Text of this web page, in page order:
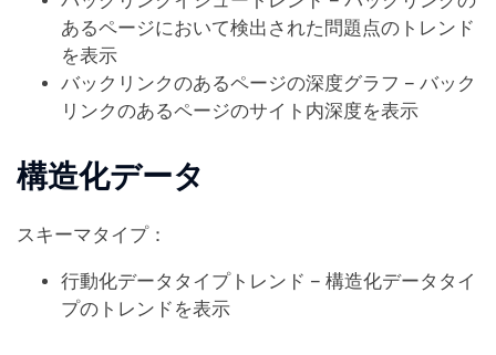
あるページにおいて検出された問題点のトレンド
を表示
バックリンクのあるページの深度グラフ – バック
リンクのあるページのサイト内深度を表示
構造化データ
スキーマタイプ：
行動化データタイプトレンド – 構造化データタイ
プのトレンドを表示